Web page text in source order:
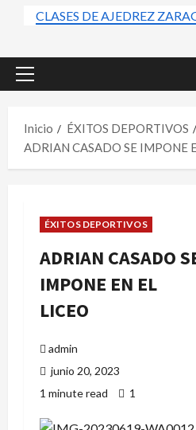
CLASES DE AJEDREZ
Menú
Inicio
ÉXITOS DEPORTIVOS
ADRIAN CASADO SE IMPONE
ÉXITOS DEPORTIVOS
ADRIAN CASADO
IMPONE EN EL
LICEO
admin
junio 20, 2023
1 minute read
1